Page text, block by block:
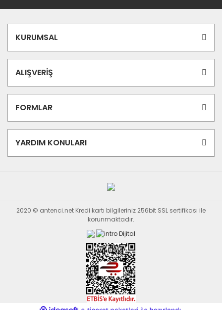
KURUMSAL
ALIŞVERİŞ
FORMLAR
YARDIM KONULARI
2020 © antenci.net Kredi kartı bilgileriniz 256bit SSL sertifikası ile
korunmaktadır.